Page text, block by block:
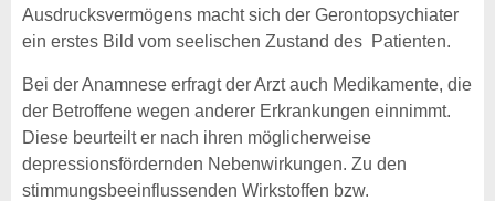
Ausdrucksvermögens macht sich der Gerontopsychiater
ein erstes Bild vom seelischen Zustand des Patienten.
Bei der Anamnese erfragt der Arzt auch Medikamente, die
der Betroffene wegen anderer Erkrankungen einnimmt.
Diese beurteilt er nach ihren möglicherweise
depressionsfördernden Nebenwirkungen. Zu den
stimmungsbeeinflussenden Wirkstoffen bzw.